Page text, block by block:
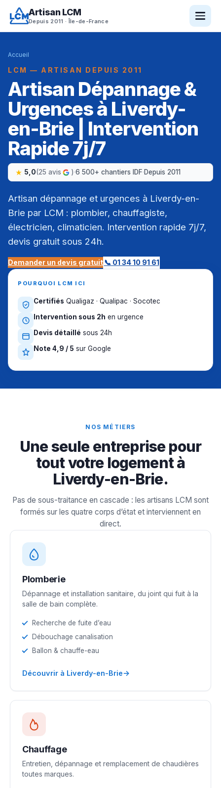
Artisan LCM
Depuis 2011 · Île-de-France
Accueil
LCM — ARTISAN DEPUIS 2011
Artisan Dépannage &
Urgences à Liverdy-
en-Brie | Intervention
Rapide 7j/7
5,0(25 avis )·6 500+ chantiers IDF·Depuis 2011
Artisan dépannage et urgences à Liverdy-en-
Brie par LCM : plombier, chauffagiste,
électricien, climaticien. Intervention rapide 7j/7,
devis gratuit sous 24h.
Demander un devis gratuit📞 01 34 10 91 61
POURQUOI LCM ICI
Certifiés Qualigaz · Qualipac · Socotec
Intervention sous 2h en urgence
Devis détaillé sous 24h
Note 4,9 / 5 sur Google
NOS MÉTIERS
Une seule entreprise pour
tout votre logement à
Liverdy-en-Brie.
Pas de sous-traitance en cascade : les artisans LCM sont
formés sur les quatre corps d’état et interviennent en
direct.
Plomberie
Dépannage et installation sanitaire, du joint qui fuit à la
salle de bain complète.
Recherche de fuite d’eau
Débouchage canalisation
Ballon & chauffe-eau
Découvrir à Liverdy-en-Brie→
Chauffage
Entretien, dépannage et remplacement de chaudières
toutes marques.